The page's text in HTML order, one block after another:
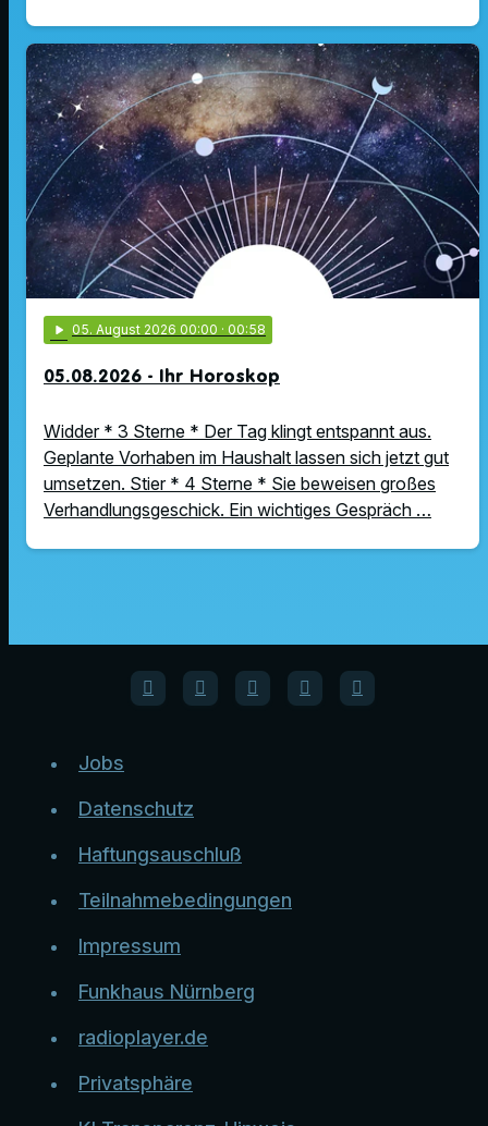
play_arrow 05. August 2026 00:00 · 00:58
05.08.2026 - Ihr Horoskop
Widder * 3 Sterne * Der Tag klingt entspannt aus.
Geplante Vorhaben im Haushalt lassen sich jetzt gut
umsetzen. Stier * 4 Sterne * Sie beweisen großes
Verhandlungsgeschick. Ein wichtiges Gespräch …
Jobs
Datenschutz
Haftungsauschluß
Teilnahmebedingungen
Impressum
Funkhaus Nürnberg
radioplayer.de
Privatsphäre